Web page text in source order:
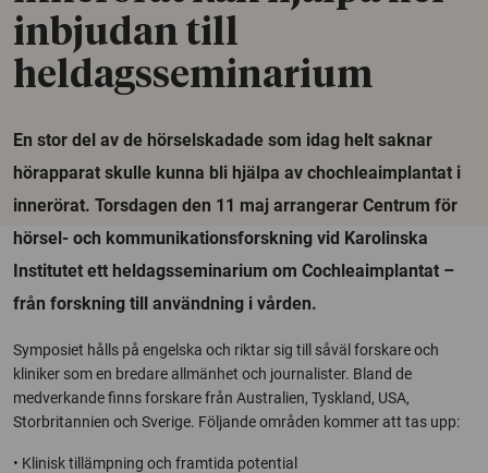
inbjudan till
heldagsseminarium
En stor del av de hörselskadade som idag helt saknar
hörapparat skulle kunna bli hjälpa av chochleaimplantat i
innerörat. Torsdagen den 11 maj arrangerar Centrum för
hörsel- och kommunikationsforskning vid Karolinska
Institutet ett heldagsseminarium om Cochleaimplantat –
från forskning till användning i vården.
Symposiet hålls på engelska och riktar sig till såväl forskare och
kliniker som en bredare allmänhet och journalister. Bland de
medverkande finns forskare från Australien, Tyskland, USA,
Storbritannien och Sverige. Följande områden kommer att tas upp:
• Klinisk tillämpning och framtida potential